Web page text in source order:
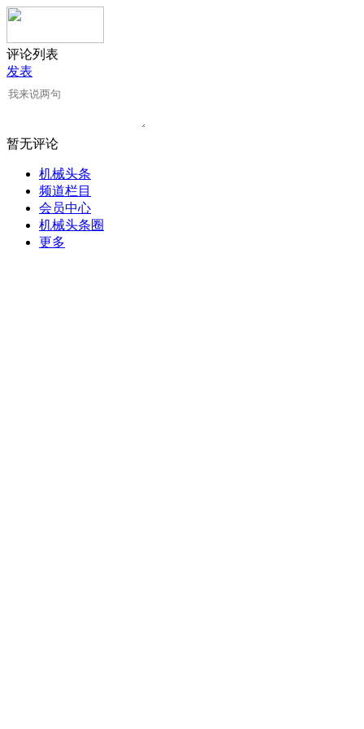
评论列表
发表
暂无评论
机械头条
频道栏目
会员中心
机械头条圈
更多